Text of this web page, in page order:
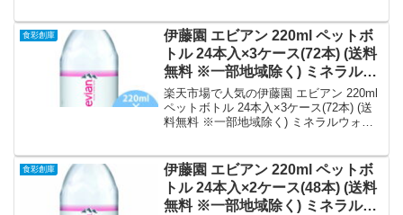
中（送料込み・ポイント1倍）。実ユーザ
ーレビュー0件・平均評価0の商品情報・
購入方法まとめ。
食彩創庫
伊藤園 エビアン 220ml ペットボ
トル 24本入×3ケース(72本) (送料
無料 ※一部地域除く) ミネラルウ
ォーター 天然水 水 enian フラン
ス 硬水 鉱泉水 ペットボトル｜価
格・送料・ポイント還元まとめ
楽天市場で人気の伊藤園 エビアン 220ml
ペットボトル 24本入×3ケース(72本) (送
料無料 ※一部地域除く) ミネラルウォー
ら6,372円で販売中（送料込み・ポイント
1倍）。実ユーザーレビュー0件・平均評
価0の商品情報・購入方法まとめ。
食彩創庫
伊藤園 エビアン 220ml ペットボ
トル 24本入×2ケース(48本) (送料
無料 ※一部地域除く) ミネラルウ